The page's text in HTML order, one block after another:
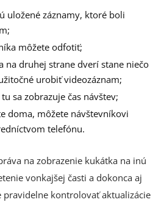
uložené záznamy, ktoré boli
môžete odfotiť;
na druhej strane dverí stane niečo
urobiť videozáznam;
sa zobrazuje čas návštev;
doma, môžete návštevníkovi
telefónu.
na zobrazenie kukátka na inú
vonkajšej časti a dokonca aj
pravidelne kontrolovať aktualizácie